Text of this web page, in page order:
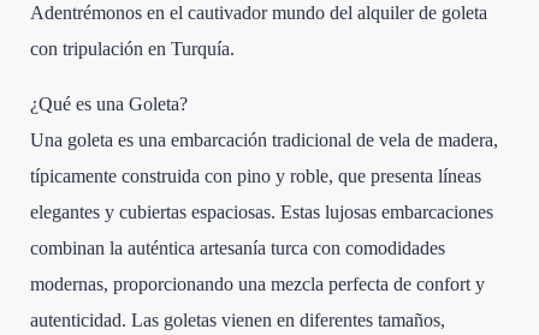
Adentrémonos en el cautivador mundo del alquiler de goleta
con tripulación en Turquía.
¿Qué es una Goleta?
Una goleta es una embarcación tradicional de vela de madera,
típicamente construida con pino y roble, que presenta líneas
elegantes y cubiertas espaciosas. Estas lujosas embarcaciones
combinan la auténtica artesanía turca con comodidades
modernas, proporcionando una mezcla perfecta de confort y
autenticidad. Las goletas vienen en diferentes tamaños,